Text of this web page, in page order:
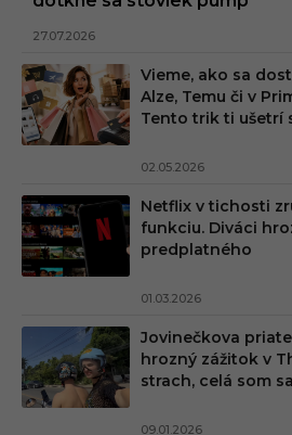
27.07.2026
Vieme, ako sa
Alze, Temu či v
Tento trik ti ušetrí
02.05.2026
Netflix v tichosti
funkciu. Diváci
predplatného
01.03.2026
Jovinečkova
hrozný zážitok v
strach, celá som
09.01.2026